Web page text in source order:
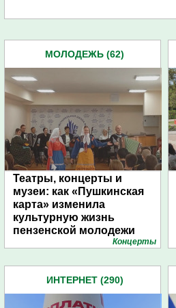
МОЛОДЕЖЬ (62)
Театры, концерты и
музеи: как «Пушкинская
карта» изменила
культурную жизнь
пензенской молодежи
Концерты
ИНТЕРНЕТ (290)